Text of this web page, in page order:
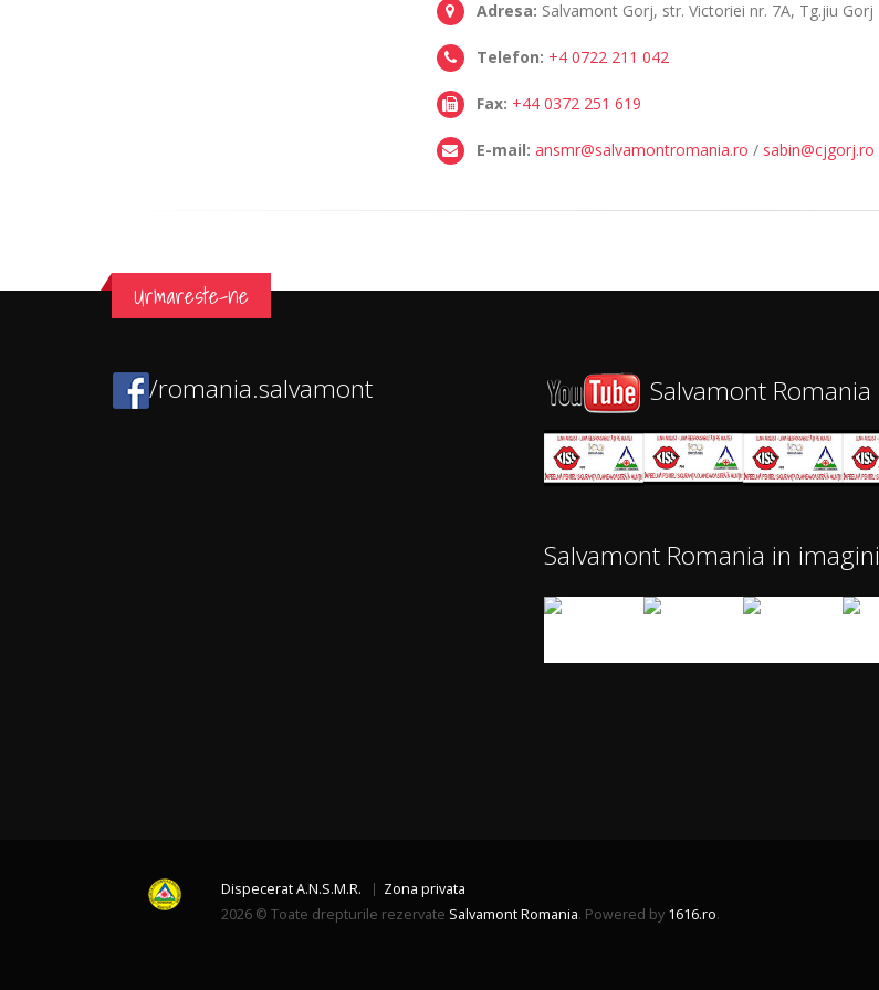
Adresa: Salvamont Gorj, str. Victoriei nr. 7A, Tg.jiu Gorj
Telefon: +4 0722 211 042
Fax: +44 0372 251 619
E-mail: ansmr@salvamontromania.ro / sabin@cjgorj.ro
Urmareste-ne
/romania.salvamont Salvamont Romania
Salvamont Romania in imagini
Dispecerat A.N.S.M.R.
Zona privata
2026 © Toate drepturile rezervate Salvamont Romania. Powered by 1616.ro.